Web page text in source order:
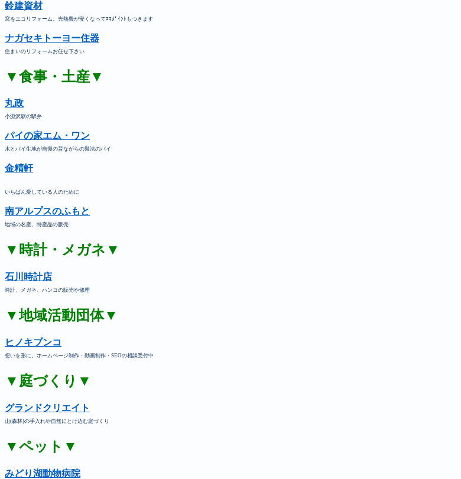
鈴建資材
窓をエコリフォーム。光熱費が安くなってｴｺﾎﾟｲﾝﾄもつきます
ナガセキトーヨー住器
住まいのリフォームお任せ下さい
▼食事・土産▼
丸政
小淵沢駅の駅弁
パイの家エム・ワン
水とパイ生地が自慢の昔ながらの製法のパイ
金精軒
いちばん愛している人のために
南アルプスのふもと
地域の名産、特産品の販売
▼時計・メガネ▼
石川時計店
時計、メガネ、ハンコの販売や修理
▼地域活動団体▼
ヒノキブンコ
想いを形に。ホームページ制作・動画制作・SEOの相談受付中
▼庭づくり▼
グランドクリエイト
山(森林)の手入れや自然にとけ込む庭づくり
▼ペット▼
みどり湖動物病院